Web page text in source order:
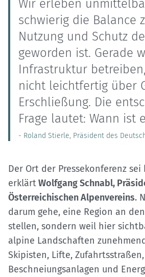
Wir erleben
schwierig die Balance
Nutzung und Schutz
geworden ist. Gerade
Infrastruktur
nicht leichtfertig über
Erschließung. Die
Frage lautet: Wann ist
- Roland Stierle, Präsident des
Der Ort der Pressekonferenz
erklärtWolfgang Schnabl,
Österreichischen Alpenvereins.
darum gehe, eine Region an
stellen, sondern weil hier
alpine Landschaften
Skipisten, Lifte, Zufahrtsstraßen,
Beschneiungsanlagen und